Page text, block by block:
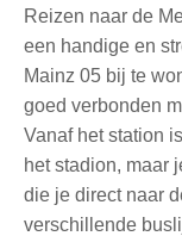
Reizen naar de
een handige en
Mainz 05 bij te
goed verbonden
Vanaf het station
het stadion, maar
die je direct naar
verschillende